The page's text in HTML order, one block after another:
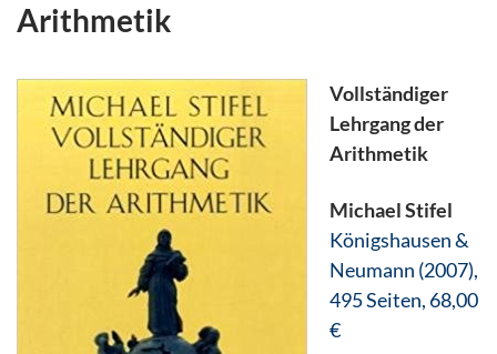
Arithmetik
Vollständiger
Lehrgang der
Arithmetik
Michael Stifel
Königshausen &
Neumann (2007),
495 Seiten, 68,00
€